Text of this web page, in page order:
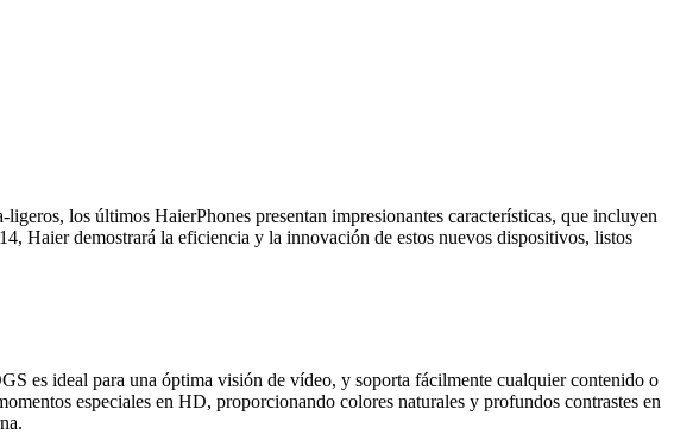
los últimos HaierPhones presentan impresionantes características, que incluyen
Haier demostrará la eficiencia y la innovación de estos nuevos dispositivos, listos
es ideal para una óptima visión de vídeo, y soporta fácilmente cualquier contenido o
especiales en HD, proporcionando colores naturales y profundos contrastes en